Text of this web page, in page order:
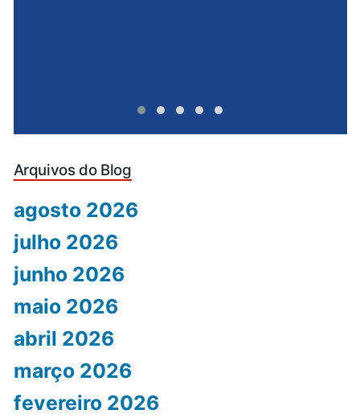
Arquivos do Blog
agosto 2026
julho 2026
junho 2026
maio 2026
abril 2026
março 2026
fevereiro 2026